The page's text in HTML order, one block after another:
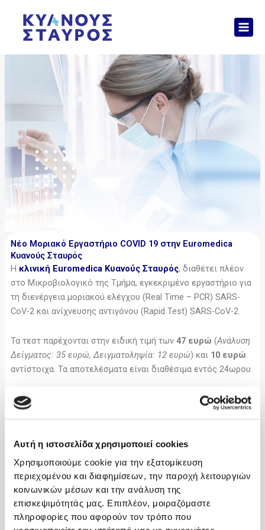
Αυτή η ιστοσελίδα χρησιμοποιεί cookies
Χρησιμοποιούμε cookie για την εξατομίκευση
περιεχομένου και διαφημίσεων, την παροχή λειτουργιών
κοινωνικών μέσων και την ανάλυση της
επισκεψιμότητάς μας. Επιπλέον, μοιραζόμαστε
πληροφορίες που αφορούν τον τρόπο που
περιεχόμενο
Νέο Μοριακό Εργαστήριο COVID 19 στην Euromedica
Κυανούς Σταυρός
Η κλινική Euromedica Κυανούς Σταυρός, διαθέτει πλέον
στο Μικροβιολογικό της Τμήμα, εγκεκριμένο εργαστήριο για
τη διενέργεια μοριακού ελέγχου (Real Time – PCR) SARS-
CoV-2 και ανίχνευσης αντιγόνου (Rapid Test) SARS-CoV-2.
Τα τεστ παρέχονται στην ειδική τιμή των 47 ευρώ (Ανάλυση
Δείγματος: 35 ευρώ, Δειγματοληψία: 12 ευρώ) και 10 ευρώ
αντίστοιχα. Τα αποτελέσματα είναι διαθέσιμα εντός 24ωρου.
Τα δείγματα λαμβάνονται σε ειδικά διαμορφωμένο χώρο,
υπό συνθήκες πλήρους ασφάλειας τόσο για τους
έμπειρο προσωπικό διενεργεί τη δειγματοληψία με τον
λεπτά.
Για οποιαδήποτε πληροφορία μπορείτε να επικοινωνήσετε
με το Τμήμα των Εξωτερικών Ιατρείων στο τηλέφωνο 2310
966300.